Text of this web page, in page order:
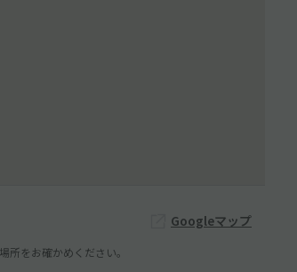
Googleマップ
をお確かめください。